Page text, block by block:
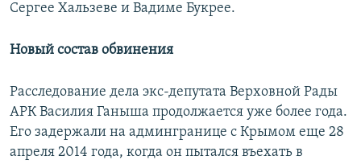
Сергее Хальзеве и Вадиме Букрее.
Новый состав обвинения
Расследование дела экс-депутата Верховной Рады
АРК Василия Ганыша продолжается уже более года.
Его задержали на админгранице с Крымом еще 28
апреля 2014 года, когда он пытался въехать в